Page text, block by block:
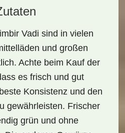
Vadi sind in vielen
und großen
Achte beim Kauf der
es frisch und gut
Konsistenz und den
gewährleisten. Frischer
grün und ohne